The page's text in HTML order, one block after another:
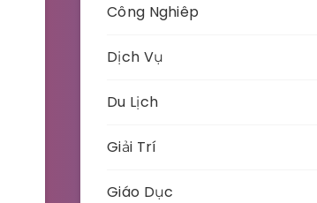
Công Nghiêp
Dịch Vụ
Du Lịch
Giải Trí
Giáo Dục